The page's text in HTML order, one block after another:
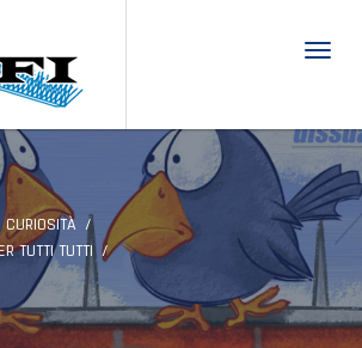
CURIOSITÀ
TUTTI TUTTI